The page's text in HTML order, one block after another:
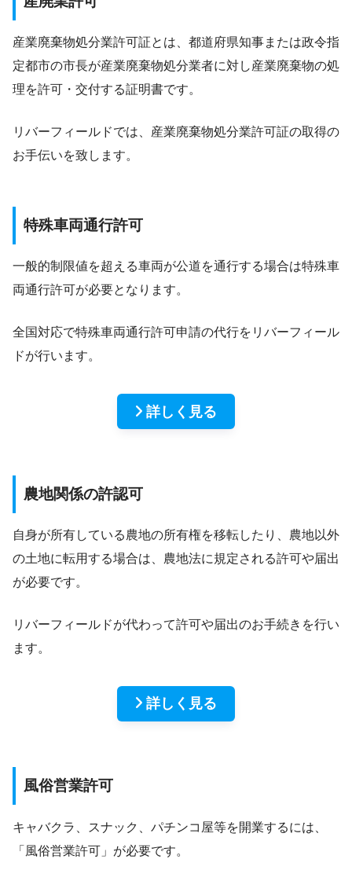
産業廃棄物処分業許可証とは、都道府県知事または政令指
定都市の市長が産業廃棄物処分業者に対し産業廃棄物の処
理を許可・交付する証明書です。
リバーフィールドでは、産業廃棄物処分業許可証の取得の
お手伝いを致します。
特殊車両通行許可
一般的制限値を超える車両が公道を通行する場合は特殊車
両通行許可が必要となります。
全国対応で特殊車両通行許可申請の代行をリバーフィール
ドが行います。
詳しく見る
農地関係の許認可
自身が所有している農地の所有権を移転したり、農地以外
の土地に転用する場合は、農地法に規定される許可や届出
が必要です。
リバーフィールドが代わって許可や届出のお手続きを行い
ます。
詳しく見る
風俗営業許可
キャバクラ、スナック、パチンコ屋等を開業するには、
「風俗営業許可」が必要です。